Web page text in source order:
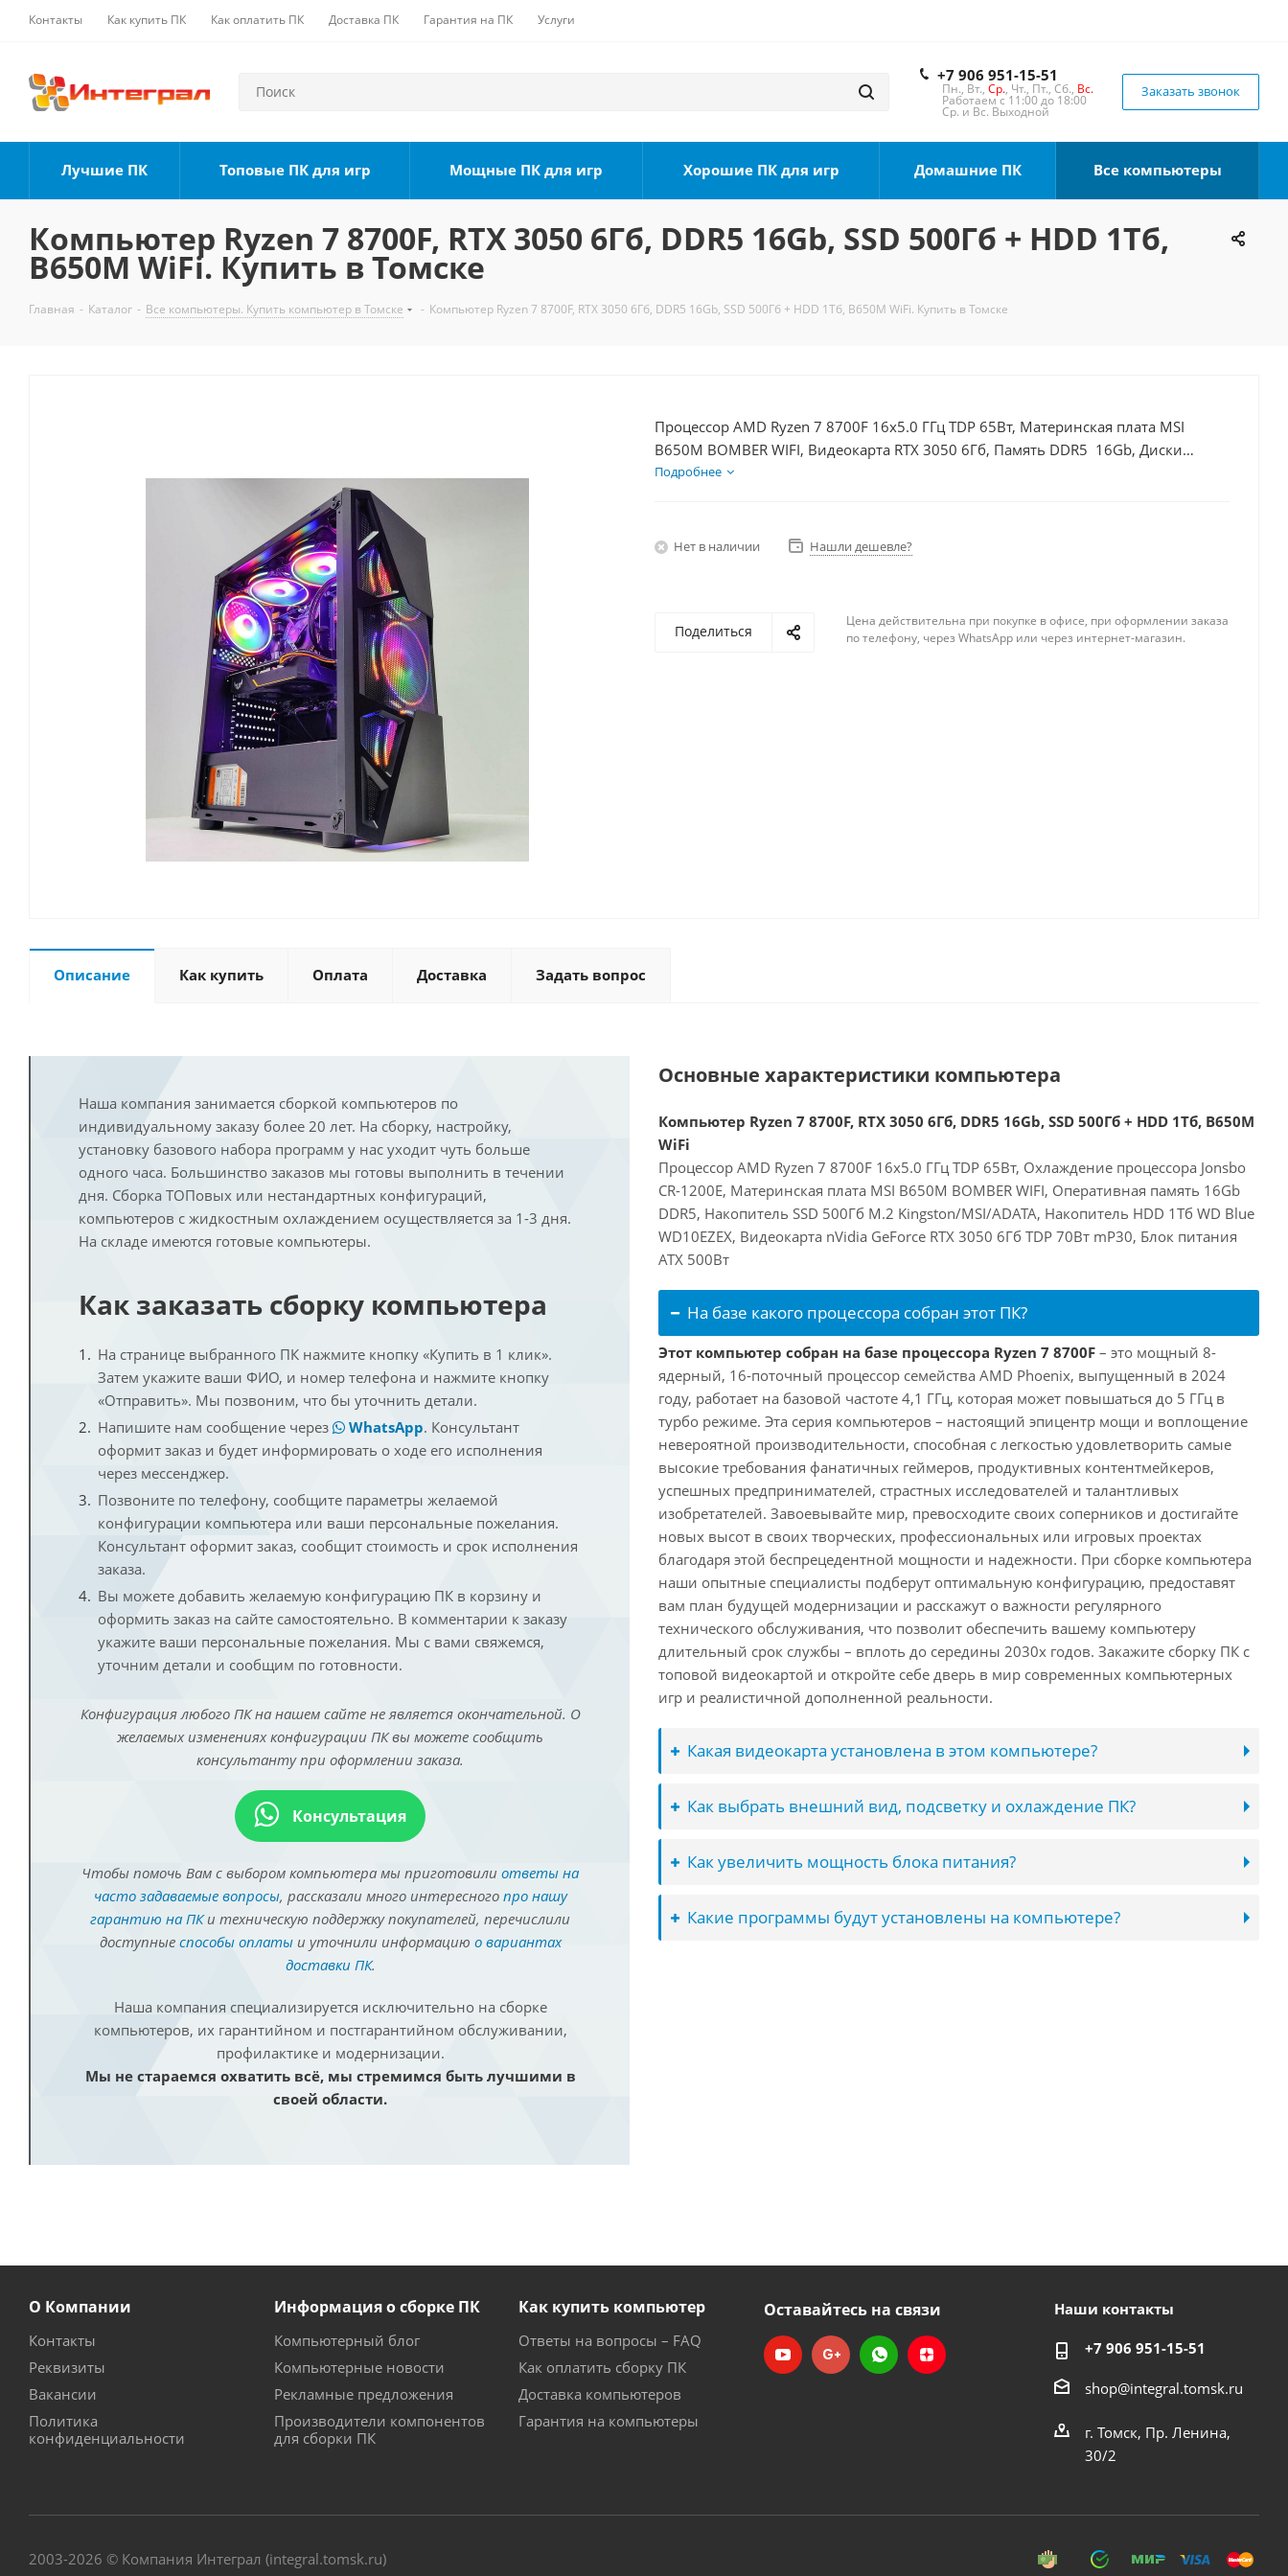
Контакты Как купить ПК Как оплатить ПК Доставка ПК Гарантия на ПК Услуги
+7 906 951-15-51
Пн., Вт., Ср., Чт., Пт., Сб., Вс.
Работаем с 11:00 до 18:00
Ср. и Вс. Выходной
Заказать звонок
Лучшие ПК Топовые ПК для игр Мощные ПК для игр Хорошие ПК для игр Домашние ПК Все компьютеры
Компьютер Ryzen 7 8700F, RTX 3050 6Гб, DDR5 16Gb, SSD 500Гб + HDD 1Тб,
B650M WiFi. Купить в Томске
Главная - Каталог - Все компьютеры. Купить компьютер в Томске - Компьютер Ryzen 7 8700F, RTX 3050 6Гб, DDR5 16Gb, SSD 500Гб + HDD 1Тб, B650M WiFi. Купить в Томске
Процессор AMD Ryzen 7 8700F 16x5.0 ГГц TDP 65Вт, Материнская плата MSI
B650M BOMBER WIFI, Видеокарта RTX 3050 6Гб, Память DDR5 16Gb, Диски
SSD 500Гб + HDD 1Тб, БП 500Вт
Подробнее
Нет в наличии Нашли дешевле?
Поделиться
Цена действительна при покупке в офисе, при оформлении заказа
по телефону, через WhatsApp или через интернет-магазин.
Описание Как купить Оплата Доставка Задать вопрос
Наша компания занимается сборкой компьютеров по
индивидуальному заказу более 20 лет. На сборку, настройку,
установку базового набора программ у нас уходит чуть больше
одного часа. Большинство заказов мы готовы выполнить в течении
дня. Сборка ТОПовых или нестандартных конфигураций,
компьютеров с жидкостным охлаждением осуществляется за 1-3 дня.
На складе имеются готовые компьютеры.
Как заказать сборку компьютера
На странице выбранного ПК нажмите кнопку «Купить в 1 клик».
Затем укажите ваши ФИО, и номер телефона и нажмите кнопку
«Отправить». Мы позвоним, что бы уточнить детали.
Напишите нам сообщение через
WhatsApp. Консультант
оформит заказ и будет информировать о ходе его исполнения
через мессенджер.
Позвоните по телефону, сообщите параметры желаемой
конфигурации компьютера или ваши персональные пожелания.
Консультант оформит заказ, сообщит стоимость и срок исполнения
заказа.
Вы можете добавить желаемую конфигурацию ПК в корзину и
оформить заказ на сайте самостоятельно. В комментарии к заказу
укажите ваши персональные пожелания. Мы с вами свяжемся,
уточним детали и сообщим по готовности.
Конфигурация любого ПК на нашем сайте не является окончательной. О
желаемых изменениях конфигурации ПК вы можете сообщить
консультанту при оформлении заказа.
Консультация
Чтобы помочь Вам с выбором компьютера мы приготовили ответы на
часто задаваемые вопросы, рассказали много интересного про нашу
гарантию на ПКи техническую поддержку покупателей, перечислили
доступные способы оплатыи уточнили информацию о вариантах
доставки ПК.
Наша компания специализируется исключительно на сборке
компьютеров, их гарантийном и постгарантийном обслуживании,
профилактике и модернизации.
Мы не стараемся охватить всё, мы стремимся быть лучшими в
своей области.
Основные характеристики компьютера
Компьютер Ryzen 7 8700F, RTX 3050 6Гб, DDR5 16Gb, SSD 500Гб + HDD 1Тб, B650M
WiFi
Процессор AMD Ryzen 7 8700F 16x5.0 ГГц TDP 65Вт, Охлаждение процессора Jonsbo
CR-1200E, Материнская плата MSI B650M BOMBER WIFI, Оперативная память 16Gb
DDR5, Накопитель SSD 500Гб M.2 Kingston/MSI/ADATA, Накопитель HDD 1Тб WD Blue
WD10EZEX, Видеокарта nVidia GeForce RTX 3050 6Гб TDP 70Вт mP30, Блок питания
ATX 500Вт
На базе какого процессора собран этот ПК?
Этот компьютер собран на базе процессора Ryzen 7 8700F – это мощный 8-
ядерный, 16-поточный процессор семейства AMD Phoenix, выпущенный в 2024
году, работает на базовой частоте 4,1 ГГц, которая может повышаться до 5 ГГц в
турбо режиме. Эта серия компьютеров – настоящий эпицентр мощи и воплощение
невероятной производительности, способная с легкостью удовлетворить самые
высокие требования фанатичных геймеров, продуктивных контентмейкеров,
успешных предпринимателей, страстных исследователей и талантливых
изобретателей. Завоевывайте мир, превосходите своих соперников и достигайте
новых высот в своих творческих, профессиональных или игровых проектах
благодаря этой беспрецедентной мощности и надежности. При сборке компьютера
наши опытные специалисты подберут оптимальную конфигурацию, предоставят
вам план будущей модернизации и расскажут о важности регулярного
технического обслуживания, что позволит обеспечить вашему компьютеру
длительный срок службы – вплоть до середины 2030х годов. Закажите сборку ПК с
топовой видеокартой и откройте себе дверь в мир современных компьютерных
игр и реалистичной дополненной реальности.
Какая видеокарта установлена в этом компьютере?
Как выбрать внешний вид, подсветку и охлаждение ПК?
Как увеличить мощность блока питания?
Какие программы будут установлены на компьютере?
О Компании
Контакты
Реквизиты
Вакансии
Политика
конфиденциальности
Информация о сборке ПК
Компьютерный блог
Компьютерные новости
Рекламные предложения
Производители компонентов
для сборки ПК
Как купить компьютер
Ответы на вопросы – FAQ
Как оплатить сборку ПК
Доставка компьютеров
Гарантия на компьютеры
Оставайтесь на связи Наши контакты
+7 906 951-15-51
shop@integral.tomsk.ru
г. Томск, Пр. Ленина,
30/2
2003-2026 © Компания Интеграл (integral.tomsk.ru)